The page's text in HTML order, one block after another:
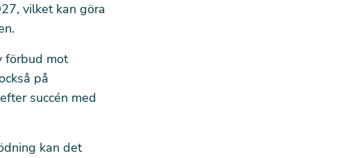
vilket kan göra
förbud mot
på
succén med
kan det